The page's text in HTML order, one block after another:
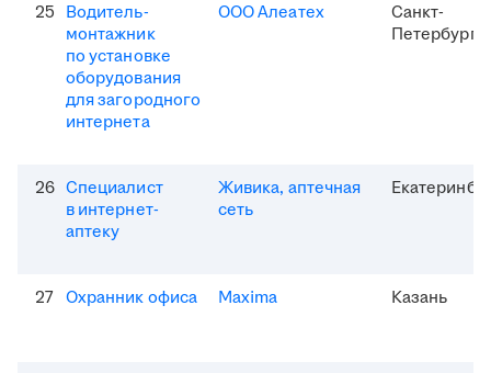
25 Водитель-
монтажник
по установке
оборудования
для загородного
интернета
ООО Алеатех
Санкт-
Петербург
26 Специалист
в интернет-
аптеку
Живика, аптечная
сеть
27 Охранник офиса Maxima Казань